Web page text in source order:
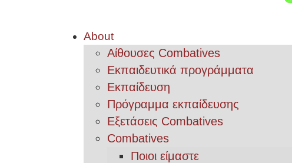
About
Αίθουσες Combatives
Εκπαιδευτικά προγράμματα
Εκπαίδευση
Πρόγραμμα εκπαίδευσης
Εξετάσεις Combatives
Combatives
Ποιοι είμαστε